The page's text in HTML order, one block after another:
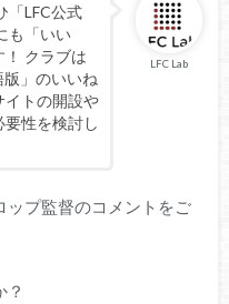
LFC Lab
「LFC公式
も「いい
クラブは
版」のいいね
イトの開設や
性を検討し
ップ監督のコメントをご
？